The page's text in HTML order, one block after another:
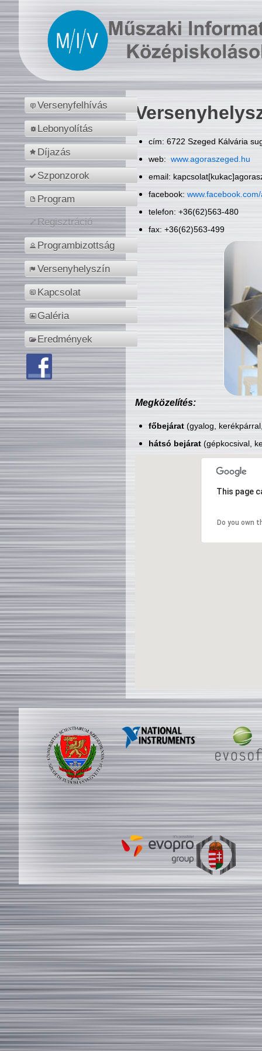
Versenyfelhívás
Lebonyolítás
Díjazás
Szponzorok
Program
Regisztráció
Programbizottság
Versenyhelyszín
Kapcsolat
Galéria
Eredmények
cím: 6722 Szeged Kálvária
web: www.agoraszeged.hu
email:
facebook:
telefon: +36(62)563-480
fax: +36(62)563-499
Megközelítés:
főbejárat(gyalog,
hátsó bejárat(gépkocsival,
This page
Do you own